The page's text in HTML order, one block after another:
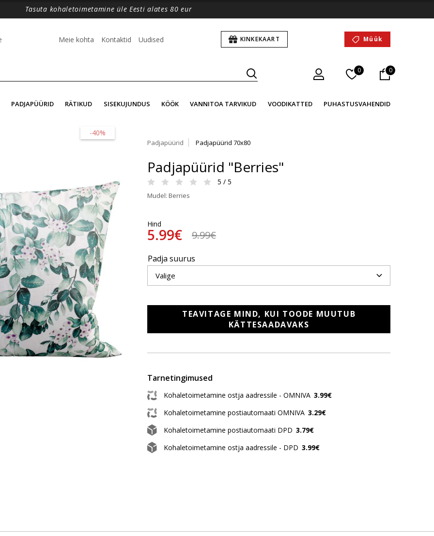
Tasuta kohaletoimetamine üle Eesti alates 80 eur
Meie kohta Kontaktid Uudised KINKEKAART Müük
0 0
PADJAPÜÜRID RÄTIKUD SISEKUJUNDUS KÖÖK VANNITOA TARVIKUD VOODIKATTED PUHASTUSVAHENDID
-40%
Padjapüürid Padjapüürid 70x80
Padjapüürid "Berries"
5 / 5
Mudel: Berries
Hind
5.99€ 9.99€
Padja suurus
TEAVITAGE MIND, KUI TOODE MUUTUB
KÄTTESAADAVAKS
Tarnetingimused
Kohaletoimetamine ostja aadressile - OMNIVA 3.99€
Kohaletoimetamine postiautomaati OMNIVA 3.29€
Kohaletoimetamine postiautomaati DPD 3.79€
Kohaletoimetamine ostja aadressile - DPD 3.99€